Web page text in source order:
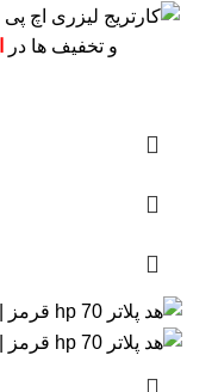
و تخفیف ها در